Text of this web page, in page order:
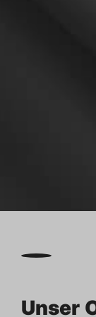
Unser